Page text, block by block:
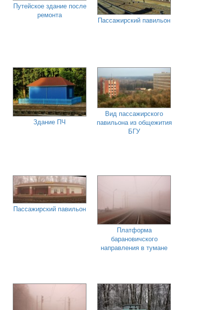
Путейское здание после
ремонта
Пассажирский павильон
Здание ПЧ
Вид пассажирского
павильона из общежития
БГУ
Пассажирский павильон
Платформа
барановичского
направления в тумане